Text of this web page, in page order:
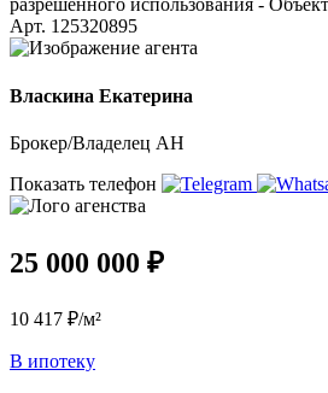
разрешенного использования -
Арт. 125320895
Власкина Екатерина
Брокер/Владелец АН
Показать телефон
25 000 000 ₽
10 417 ₽/м²
В ипотеку